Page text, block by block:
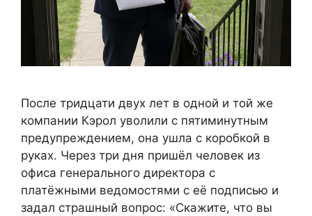
После тридцати двух лет в одной и той же
компании Кэрол уволили с пятиминутным
предупреждением, она ушла с коробкой в
руках. Через три дня пришёл человек из
офиса генерального директора с
платёжными ведомостями с её подписью и
задал страшный вопрос: «Скажите, что вы